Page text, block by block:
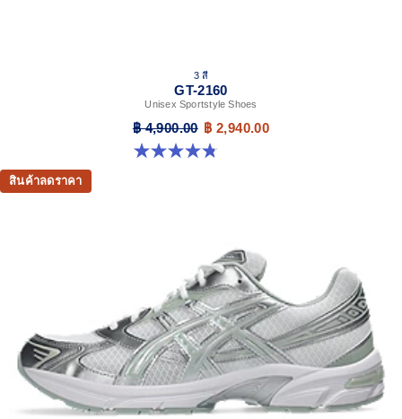
3 สี
GT-2160
Unisex Sportstyle Shoes
฿ 4,900.00 ฿ 2,940.00
4.8 จาก 5 ดาว 501 รีวิว
สินค้าลดราคา